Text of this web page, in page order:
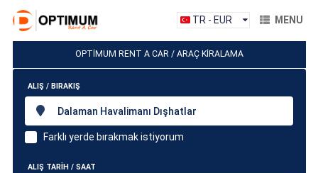
TR - EUR MENU
OPTİMUM RENT A CAR / ARAÇ KİRALAMA
ALIŞ / BIRAKIŞ
Dalaman Havalimanı Dışhatlar
Farklı yerde bırakmak istiyorum
ALIŞ TARİH / SAAT